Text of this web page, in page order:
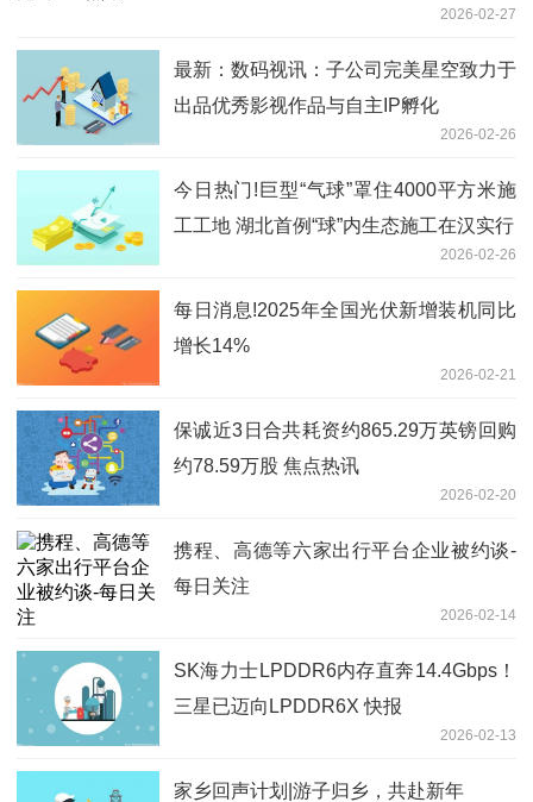
2026-02-27
最新：数码视讯：子公司完美星空致力于
出品优秀影视作品与自主IP孵化
2026-02-26
今日热门!巨型“气球”罩住4000平方米施
工工地 湖北首例“球”内生态施工在汉实行
2026-02-26
每日消息!2025年全国光伏新增装机同比
增长14%
2026-02-21
保诚近3日合共耗资约865.29万英镑回购
约78.59万股 焦点热讯
2026-02-20
携程、高德等六家出行平台企业被约谈-
每日关注
2026-02-14
SK海力士LPDDR6内存直奔14.4Gbps！
三星已迈向LPDDR6X 快报
2026-02-13
家乡回声计划|游子归乡，共赴新年